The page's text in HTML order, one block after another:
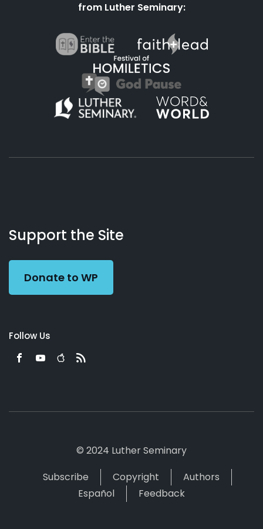
from Luther Seminary:
Working
Preacher
Us
Support the Site
Donate to WP
Follow Us
© 2024 Luther Seminary
Subscribe
Copyright
Authors
Español
Feedback